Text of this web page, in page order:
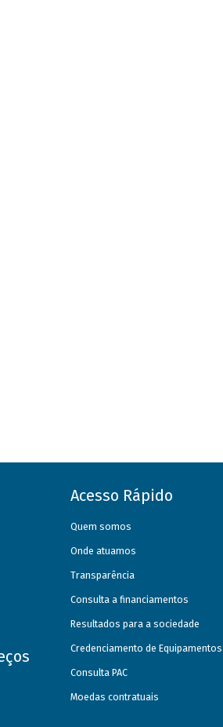
Acesso Rápido
Quem somos
Onde atuamos
Transparência
Consulta a financiamentos
Resultados para a sociedade
Credenciamento de Equipamentos
Consulta PAC
Moedas contratuais